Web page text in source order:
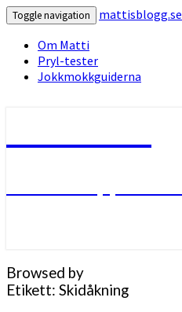
Toggle navigation
mattisblogg.se
Om Matti
Pryl-tester
Jokkmokkguiderna
Browsed by
Etikett: Skidåkning